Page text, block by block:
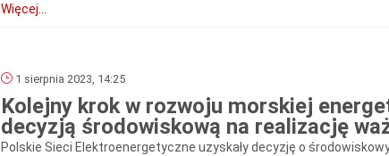
Więcej...
1 sierpnia 2023, 14:25
Kolejny krok w rozwoju morskiej
decyzją środowiskową na realizację
Polskie Sieci Elektroenergetyczne uzyskały decyzję o